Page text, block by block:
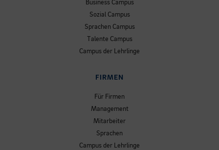
Business Campus
Sozial Campus
Sprachen Campus
Talente Campus
Campus der Lehrlinge
FIRMEN
Für Firmen
Management
Mitarbeiter
Sprachen
Campus der Lehrlinge